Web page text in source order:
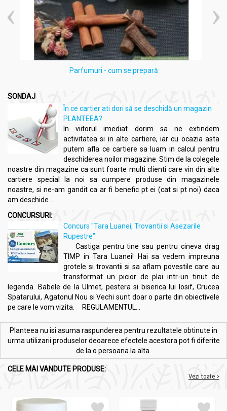
Parfumuri - cum se prepară
SONDAJ
În ce cartier ati dori să se deschidă un magazin
PLANTEEA?
In viitorul imediat dorim sa ne extindem
activitatea si in alte cartiere, iar cu ocazia asta
putem afla ce cartiere sa luam in calcul pentru
deschiderea noilor magazine. Stim de la colegele
noastre din magazine ca sunt foarte multi clienti care vin din alte
cartiere special la noi sa cumpere produse din magazinele
noastre, si ne-am gandit ca ar fi benefic pt ei (cat si pt noi) daca
am deschide...
CONCURSURI:
Concurs "Tara Luanei, Trovantii si Asezarile
Rupestre"
Castiga pentru tine sau pentru cineva drag
TIMP in Tara Luanei! Hai sa vedem impreuna
grotele si trovantii si sa aflam povestile care au
transformat un picior de plai intr-un tinut de
legenda. Babele de la Ulmet, pestera si biserica lui Iosif, Crucea
Spatarului, Agatonul Nou si Vechi sunt doar o parte din obiectivele
pe care le vom vizita. REGULAMENTUL...
Planteea nu isi asuma raspunderea pentru rezultatele obtinute in
urma utilizarii produselor deoarece efectele acestora pot fi diferite
de la o persoana la alta.
CELE MAI VANDUTE PRODUSE:
Vezi toate >